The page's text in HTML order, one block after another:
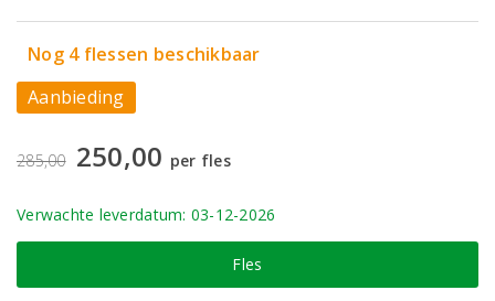
Nog 4 flessen beschikbaar
Aanbieding
285,00 250,00 per fles
Verwachte leverdatum: 03-12-2026
Fles